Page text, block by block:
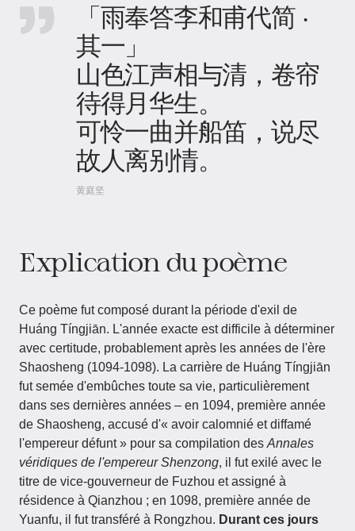
「雨奉答李和甫代简 ·
其一」
山色江声相与清，卷帘
待得月华生。
可怜一曲并船笛，说尽
故人离别情。
黄庭坚
Explication du poème
Ce poème fut composé durant la période d'exil de
Huáng Tíngjiān. L'année exacte est difficile à déterminer
avec certitude, probablement après les années de l'ère
Shaosheng (1094-1098). La carrière de Huáng Tíngjiān
fut semée d'embûches toute sa vie, particulièrement
dans ses dernières années – en 1094, première année
de Shaosheng, accusé d'« avoir calomnié et diffamé
l'empereur défunt » pour sa compilation des Annales
véridiques de l'empereur Shenzong, il fut exilé avec le
titre de vice-gouverneur de Fuzhou et assigné à
résidence à Qianzhou ; en 1098, première année de
Yuanfu, il fut transféré à Rongzhou. Durant ces jours